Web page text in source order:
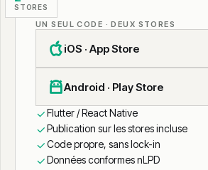
UN SEUL CODE · DEUX STORES
iOS · App Store
Android · Play Store
Flutter / React Native
Publication sur les stores incluse
Code propre, sans lock-in
Données conformes nLPD
STORES